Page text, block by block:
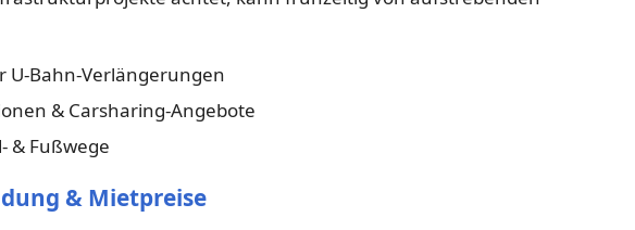
U-Bahn-Verlängerungen
& Carsharing-Angebote
& Fußwege
& Mietpreise